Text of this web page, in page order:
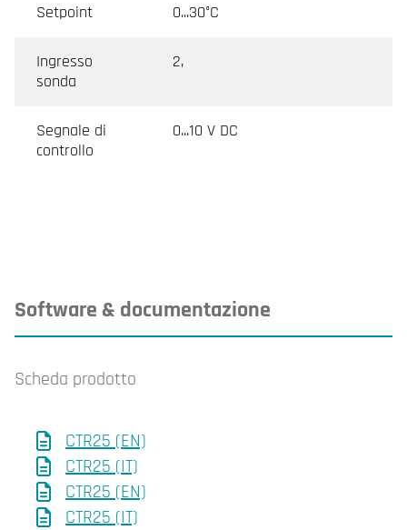
Setpoint 0...30°C
Ingresso
sonda
2,
Segnale di
controllo
0...10 V DC
Software & documentazione
Scheda prodotto
CTR25 (EN)
CTR25 (IT)
CTR25 (EN)
CTR25 (IT)